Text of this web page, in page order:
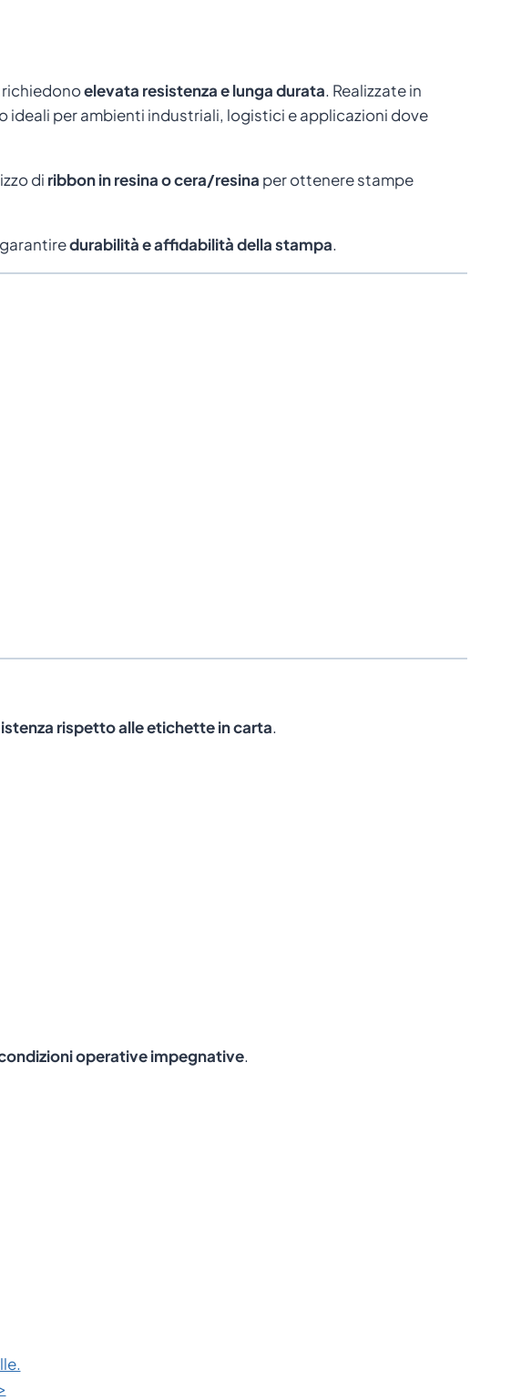
elevata resistenza e lunga durata. Realizzate in
per ambienti industriali, logistici e applicazioni dove
di ribbon in resina o cera/resina per ottenere stampe
durabilità e affidabilità della stampa.
rispetto alle etichette in carta.
operative impegnative.